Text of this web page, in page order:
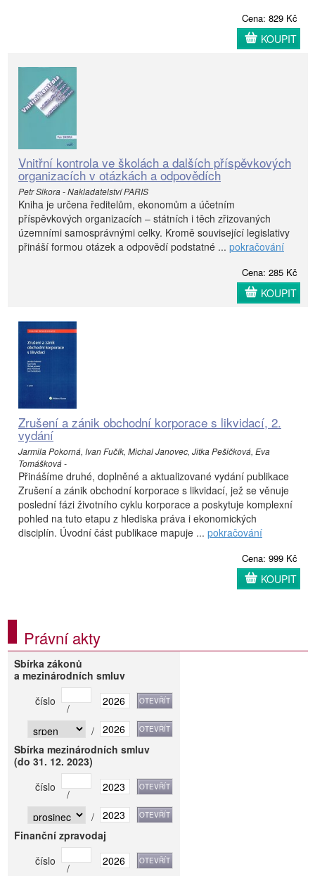
Cena: 829 Kč
KOUPIT
Vnitřní kontrola ve školách a dalších příspěvkových
organizacích v otázkách a odpovědích
Petr Sikora - Nakladatelství PARIS
Kniha je určena ředitelům, ekonomům a účetním
příspěvkových organizacích – státních i těch zřizovaných
územními samosprávnými celky. Kromě související legislativy
přináší formou otázek a odpovědí podstatné ... pokračování
Cena: 285 Kč
KOUPIT
Zrušení a zánik obchodní korporace s likvidací, 2.
vydání
Jarmila Pokorná, Ivan Fučík, Michal Janovec, Jitka Pešičková, Eva
Tomášková -
Přinášíme druhé, doplněné a aktualizované vydání publikace
Zrušení a zánik obchodní korporace s likvidací, jež se věnuje
poslední fázi životního cyklu korporace a poskytuje komplexní
pohled na tuto etapu z hlediska práva i ekonomických
disciplín. Úvodní část publikace mapuje ... pokračování
Cena: 999 Kč
KOUPIT
Právní akty
Sbírka zákonů
a mezinárodních smluv
číslo
/
/
Sbírka mezinárodních smluv
(do 31. 12. 2023)
číslo
/
/
Finanční zpravodaj
číslo
/